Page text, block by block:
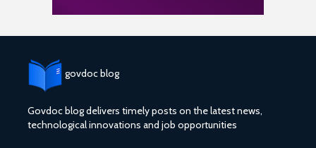
govdoc blog
Govdoc blog delivers timely posts on the latest news,
technological innovations and job opportunities